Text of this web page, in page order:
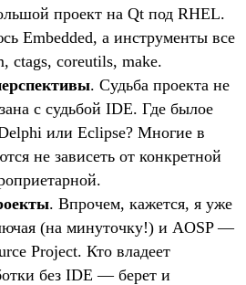
проект на Qt под RHEL.
Embedded, а инструменты все
ctags, coreutils, make.
. Судьба проекта не
с судьбой IDE. Где былое
или Eclipse? Многие в
не зависеть от конкретной
. Впрочем, кажется, я уже
(на минуточку!) и AOSP —
Project. Кто владеет
без IDE — берет и